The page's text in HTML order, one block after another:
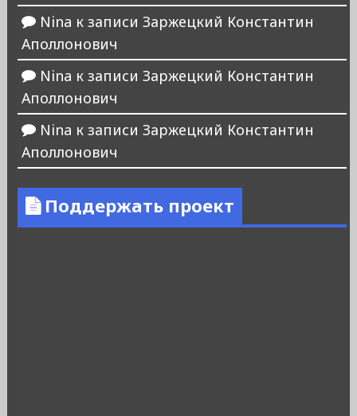
Nina к записи Заржецкий Константин
Аполлонович
Nina к записи Заржецкий Константин
Аполлонович
Nina к записи Заржецкий Константин
Аполлонович
Поддержать проект